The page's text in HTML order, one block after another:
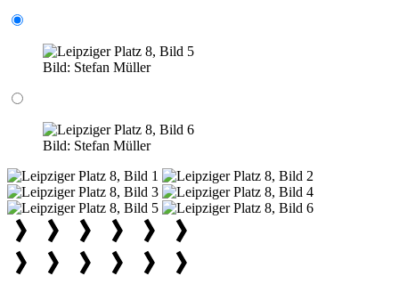
Bild: Stefan Müller
Bild: Stefan Müller